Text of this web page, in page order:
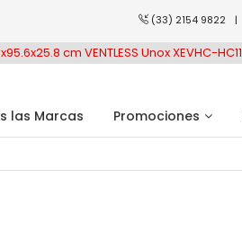
(33) 2154 9822 |
las Marcas Promociones
cm VENTLESS Unox XEVHC-HC11